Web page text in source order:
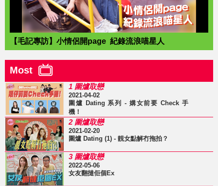
【毛記專訪】小情侶開page 紀錄流浪喵星人
Most
1 圍爐取戀
2021-04-02
圍爐 Dating 系列 - 媾女前要 Check 手
機！
2 圍爐取戀
2021-02-20
圍爐 Dating (1) - 靚女點解冇拖拍？
3 圍爐取戀
2022-05-06
女友翻撻佢個Ex